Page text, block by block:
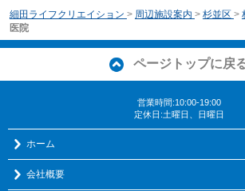
細田ライフクリエイション > 周辺施設案内 > 杉並区 >
医院
ページトップに戻
営業時間:10:00-19:00
定休日:土曜日、日曜日
ホーム
会社概要